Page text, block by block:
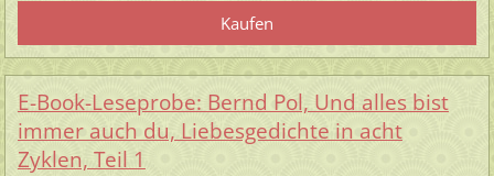
E-Book-Leseprobe: Bernd Pol, Und alles bist
immer auch du, Liebesgedichte in acht
Zyklen, Teil 1